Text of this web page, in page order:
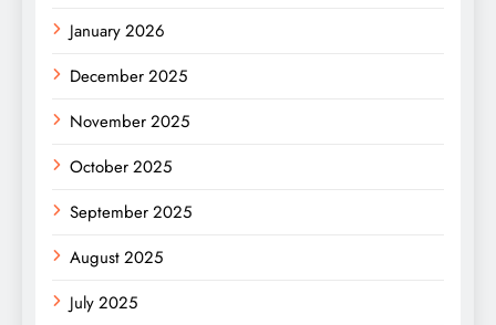
January 2026
December 2025
November 2025
October 2025
September 2025
August 2025
July 2025